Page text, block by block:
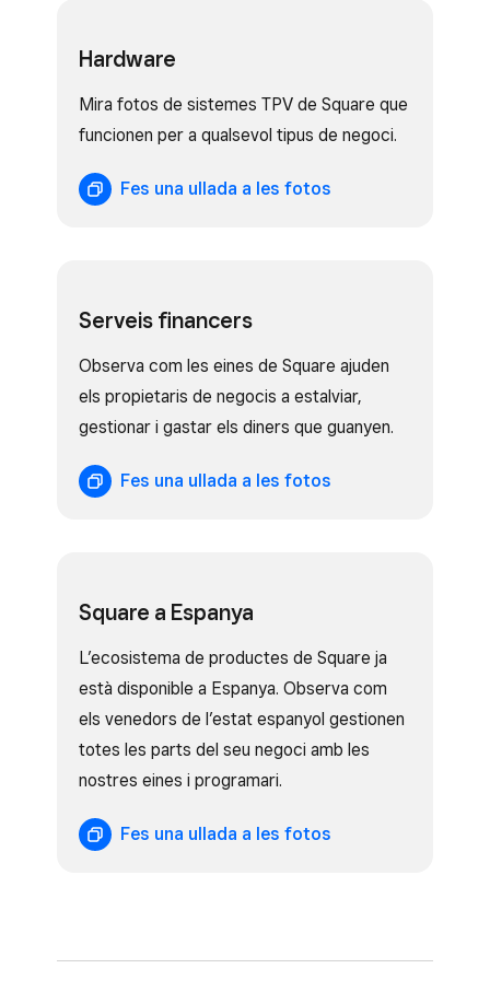
Hardware
Mira fotos de sistemes TPV de Square que
funcionen per a qualsevol tipus de negoci.
Fes una ullada a les fotos
Serveis financers
Observa com les eines de Square ajuden
els propietaris de negocis a estalviar,
gestionar i gastar els diners que guanyen.
Fes una ullada a les fotos
Square a Espanya
L’ecosistema de productes de Square ja
està disponible a Espanya. Observa com
els venedors de l’estat espanyol gestionen
totes les parts del seu negoci amb les
nostres eines i programari.
Fes una ullada a les fotos